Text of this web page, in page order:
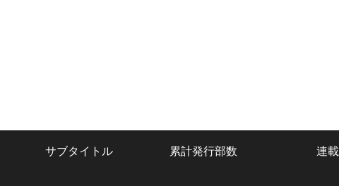
サブタイトル 累計発行部数 連載